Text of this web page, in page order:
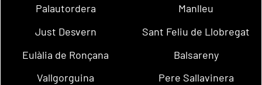
Palautordera
Manlleu
Just Desvern
Sant Feliu de Llobregat
Eulàlia de Ronçana
Balsareny
Vallgorguina
Pere Sallavinera